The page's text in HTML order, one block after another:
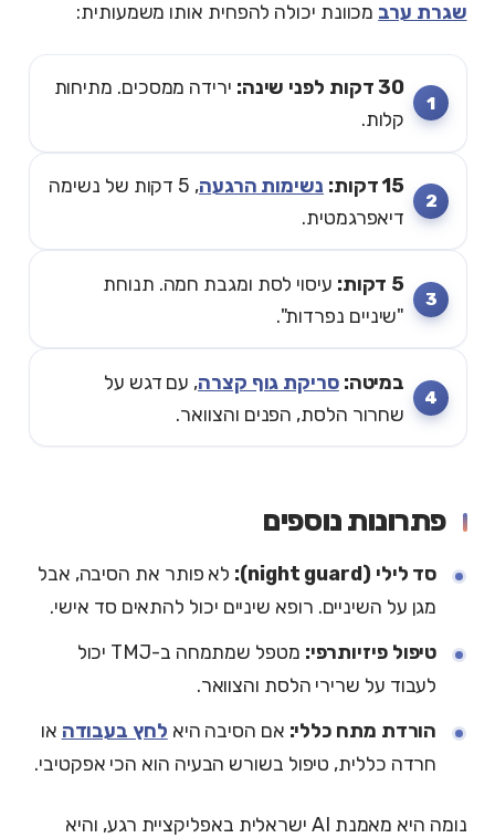
שגרת ערב מכוונת יכולה להפחית אותו משמעותית:
30 דקות לפני שינה:
ירידה ממסכים. מתיחות
קלות.
15 דקות: נשימות הרגעה
, 5 דקות של נשימה
דיאפרגמטית.
5 דקות:
עיסוי לסת ומגבת חמה. תנוחת
"שיניים נפרדות".
במיטה: סריקת גוף קצרה, עם דגש על
שחרור הלסת, הפנים והצוואר.
פתרונות נוספים
סד לילי (night guard):
לא פותר את הסיבה, אבל
מגן על השיניים. רופא שיניים יכול להתאים סד אישי.
טיפול פיזיותרפי:
מטפל שמתמחה ב-TMJ יכול
לעבוד על שרירי הלסת והצוואר.
הורדת מתח כללי: אם הסיבה היא לחץ בעבודה או
חרדה כללית, טיפול בשורש הבעיה הוא הכי אפקטיבי.
נומה היא מאמנת AI ישראלית באפליקציית רגע, והיא